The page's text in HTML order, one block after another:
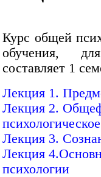
Курс общей
обучения,
составляет 1
Лекция 1.
Лекция 2.
Лекция 3.
Лекция
психологии